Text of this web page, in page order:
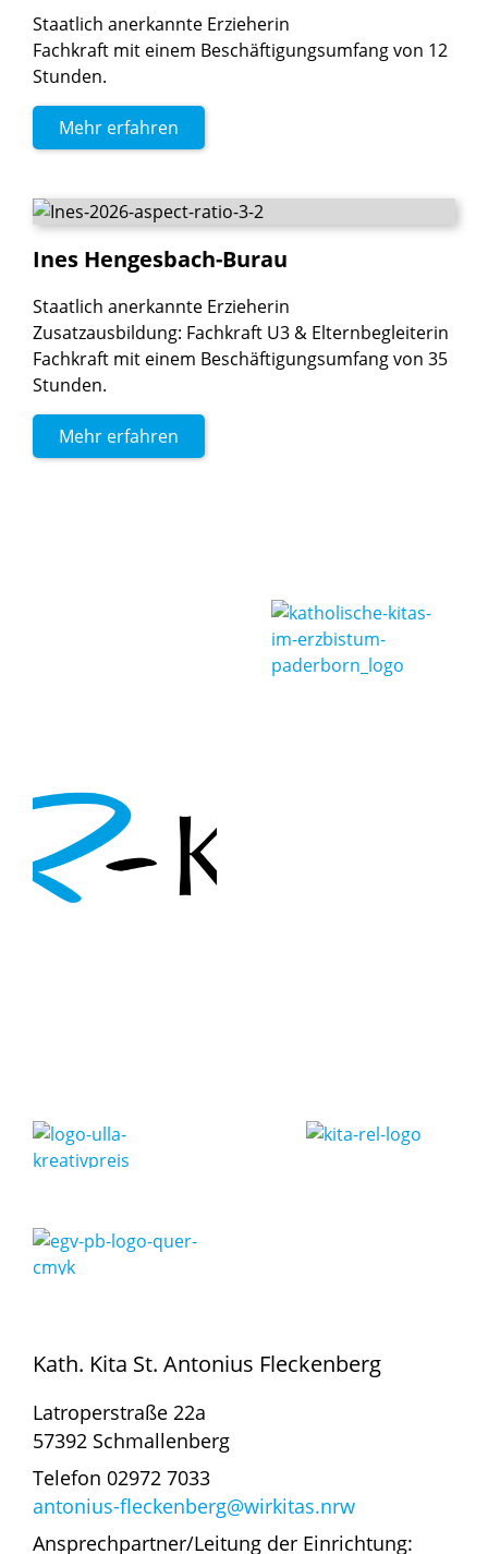
Staatlich anerkannte Erzieherin
Fachkraft mit einem Beschäftigungsumfang von 12
Stunden.
Mehr erfahren
Ines Hengesbach-Burau
Staatlich anerkannte Erzieherin
Zusatzausbildung: Fachkraft U3 & Elternbegleiterin
Fachkraft mit einem Beschäftigungsumfang von 35
Stunden.
Mehr erfahren
Kath. Kita St. Antonius Fleckenberg
Latroperstraße 22a
57392 Schmallenberg
Telefon 02972 7033
antonius-fleckenberg@wirkitas.nrw
Ansprechpartner/Leitung der Einrichtung: